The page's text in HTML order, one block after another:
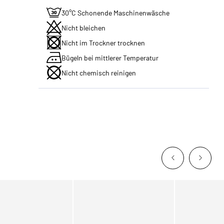
30°C Schonende Maschinenwäsche
Nicht bleichen
Nicht im Trockner trocknen
Bügeln bei mittlerer Temperatur
Nicht chemisch reinigen